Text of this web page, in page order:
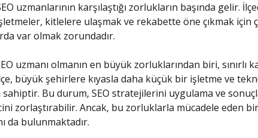
uzmanlarının karşılaştığı zorlukların başında gelir.
kitlelere ulaşmak ve rekabette öne çıkmak için
var olmak zorundadır.
uzmanı olmanın en büyük zorluklarından biri, sınırlı
büyük şehirlere kıyasla daha küçük bir işletme ve
sahiptir. Bu durum, SEO stratejilerini uygulama ve
zorlaştırabilir. Ancak, bu zorluklarla mücadele eden
da bulunmaktadır.